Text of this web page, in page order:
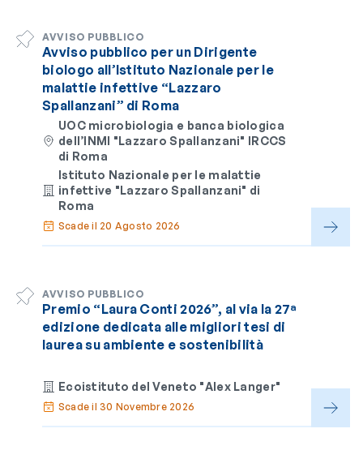
AVVISO PUBBLICO
Avviso pubblico per un Dirigente
biologo all’Istituto Nazionale per le
malattie infettive “Lazzaro
Spallanzani” di Roma
UOC microbiologia e banca biologica
dell’INMI "Lazzaro Spallanzani" IRCCS
di Roma
Istituto Nazionale per le malattie
infettive "Lazzaro Spallanzani" di
Roma
Scade il 20 Agosto 2026
AVVISO PUBBLICO
Premio “Laura Conti 2026”, al via la 27ª
edizione dedicata alle migliori tesi di
laurea su ambiente e sostenibilità
Ecoistituto del Veneto "Alex Langer"
Scade il 30 Novembre 2026